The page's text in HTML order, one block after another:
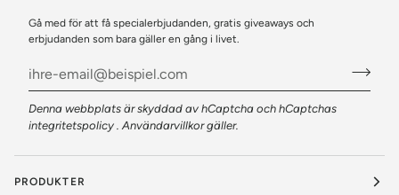
Gå med för att få specialerbjudanden, gratis giveaways och
erbjudanden som bara gäller en gång i livet.
Denna webbplats är skyddad av hCaptcha och hCaptchas
integritetspolicy .Användarvillkorgäller.
PRODUKTER